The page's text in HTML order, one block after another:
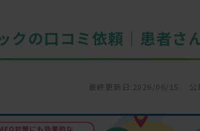
クの口コミ依頼｜患者
最終更新日:2026/06/15